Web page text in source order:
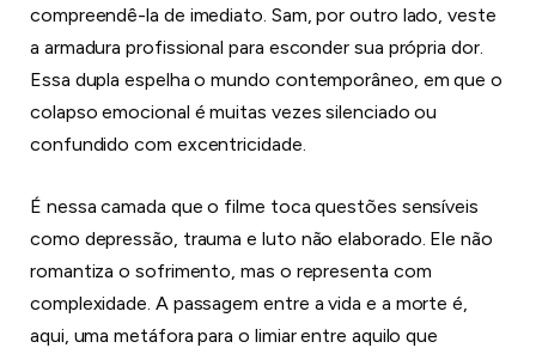
compreendê-la de imediato. Sam, por outro lado, veste
a armadura profissional para esconder sua própria dor.
Essa dupla espelha o mundo contemporâneo, em que o
colapso emocional é muitas vezes silenciado ou
confundido com excentricidade.
É nessa camada que o filme toca questões sensíveis
como depressão, trauma e luto não elaborado. Ele não
romantiza o sofrimento, mas o representa com
complexidade. A passagem entre a vida e a morte é,
aqui, uma metáfora para o limiar entre aquilo que